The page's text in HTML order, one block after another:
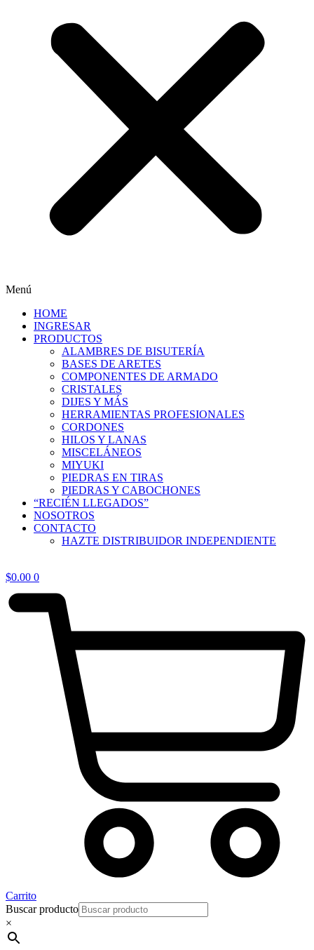
Menú
HOME
INGRESAR
PRODUCTOS
ALAMBRES DE BISUTERÍA
BASES DE ARETES
COMPONENTES DE ARMADO
CRISTALES
DIJES Y MÁS
HERRAMIENTAS PROFESIONALES
CORDONES
HILOS Y LANAS
MISCELÁNEOS
MIYUKI
PIEDRAS EN TIRAS
PIEDRAS Y CABOCHONES
“RECIÉN LLEGADOS”
NOSOTROS
CONTACTO
HAZTE DISTRIBUIDOR INDEPENDIENTE
$0.00 0
Carrito
Buscar producto
×